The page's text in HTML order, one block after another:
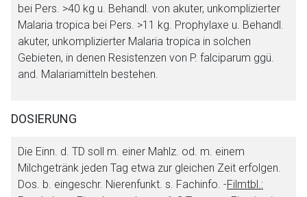
Wirkstoff:
Atovaquon,Proguanil
Malarone Junior Filmtabletten
Schließen
bei Pers. >40 kg u. Behandl. von akuter, unkomplizierter
Malaria tropica bei Pers. >11 kg. Prophylaxe u. Behandl.
akuter, unkomplizierter Malaria tropica in solchen
Gebieten, in denen Resistenzen von P. falciparum ggü.
and. Malariamitteln bestehen.
DOSIERUNG
Die Einn. d. TD soll m. einer Mahlz. od. m. einem
Milchgetränk jeden Tag etwa zur gleichen Zeit erfolgen.
Dos. b. eingeschr. Nierenfunkt. s. Fachinfo. -Filmtbl.:
Der von Ihnen aufgerufene Link öffnet eine externe Web-
Seite. Für die Inhalte der externen Web-Seite ist deren
Betreiber verantwortlich. Ebenso gelten dort ggf. andere
Datenschutzbestimmungen.